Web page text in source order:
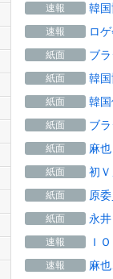
速報 韓
速報 ロ
紙面 ブ
紙面 韓
紙面 韓
紙面 ブ
紙面 麻
紙面 初
紙面 原
紙面 永
速報 Ｉ
速報 麻